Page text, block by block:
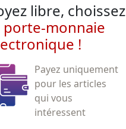
libre, choissez
porte-monnaie
!
Payez uniquement
pour les articles
qui vous
intéressent